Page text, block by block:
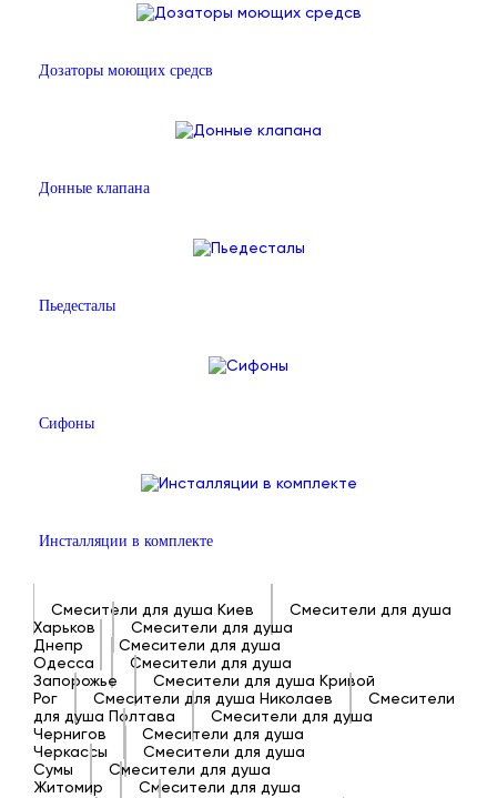
Дозаторы моющих средсв
Донные клапана
Пьедесталы
Сифоны
Инсталляции в комплекте
Смесители для душа Киев
Смесители для душа
Харьков
Смесители для душа
Днепр
Смесители для душа
Одесса
Смесители для душа
Запорожье
Смесители для душа Кривой
Рог
Смесители для душа Николаев
Смесители
для душа Полтава
Смесители для душа
Чернигов
Смесители для душа
Черкассы
Смесители для душа
Сумы
Смесители для душа
Житомир
Смесители для душа